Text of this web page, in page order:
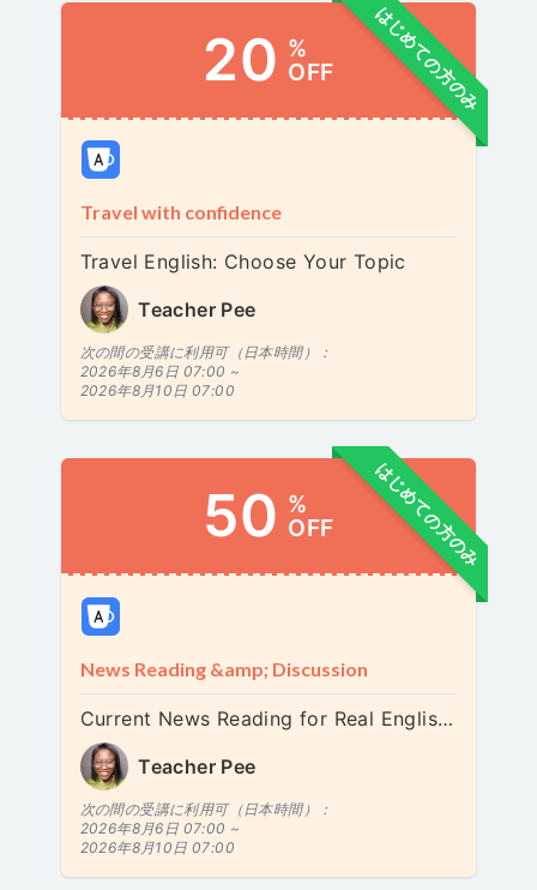
はじめての方のみ
20 %
OFF
Travel with confidence
Travel English: Choose Your Topic
Teacher Pee
次の間の受講に利用可（日本時間）：
2026年8月6日 07:00 ~
2026年8月10日 07:00
はじめての方のみ
50 %
OFF
News Reading &amp; Discussion
Current News Reading for Real English Confidence
Teacher Pee
次の間の受講に利用可（日本時間）：
2026年8月6日 07:00 ~
2026年8月10日 07:00